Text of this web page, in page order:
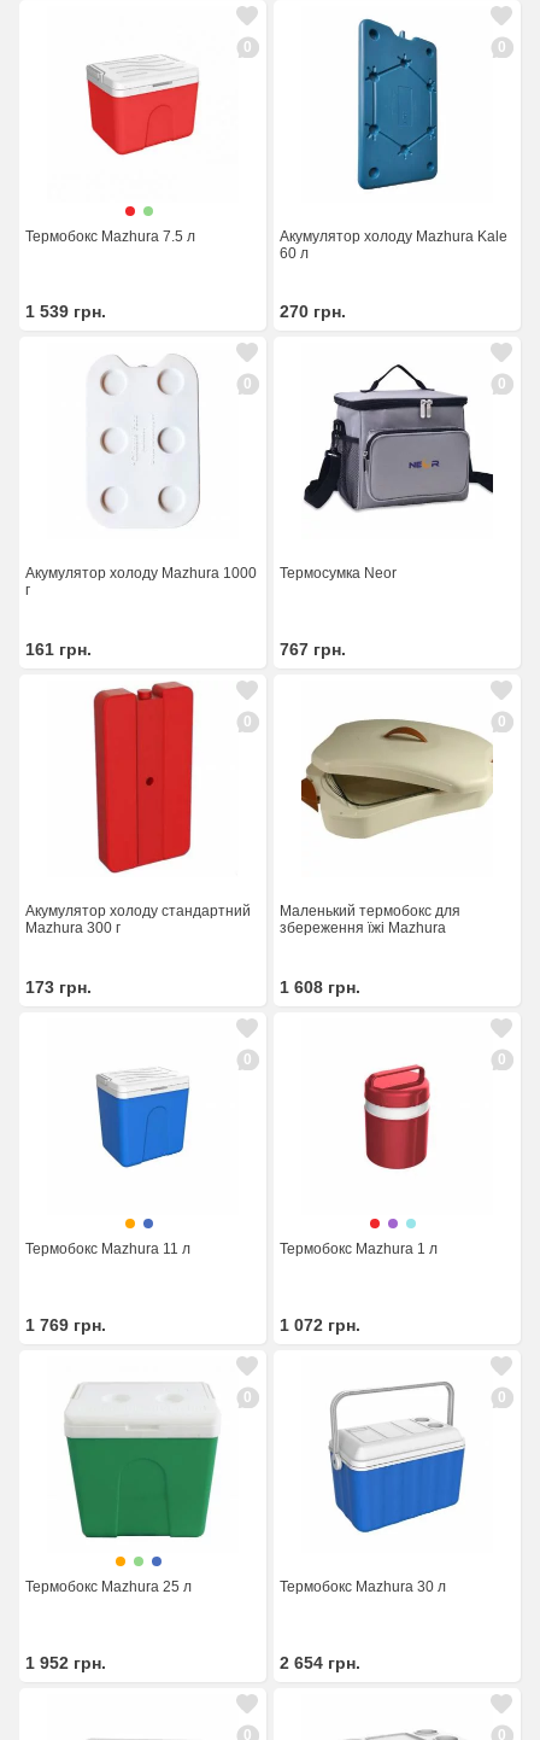
0
Термобокс Mazhura 7.5 л
1 539 грн.
0
Акумулятор холоду Mazhura Kale
60 л
270 грн.
0
Акумулятор холоду Mazhura 1000
г
161 грн.
0
Термосумка Neor
767 грн.
0
Акумулятор холоду стандартний
Mazhura 300 г
173 грн.
0
Маленький термобокс для
збереження їжі Mazhura
1 608 грн.
0
Термобокс Mazhura 11 л
1 769 грн.
0
Термобокс Mazhura 1 л
1 072 грн.
0
Термобокс Mazhura 25 л
1 952 грн.
0
Термобокс Mazhura 30 л
2 654 грн.
0 0